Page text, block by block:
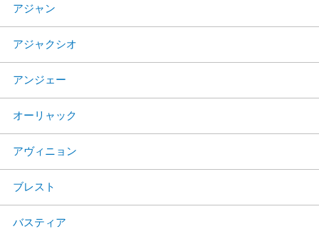
アジャン
アジャクシオ
アンジェー
オーリャック
アヴィニョン
ブレスト
バスティア